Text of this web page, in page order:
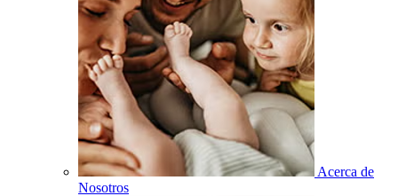
Acerca de
Nosotros